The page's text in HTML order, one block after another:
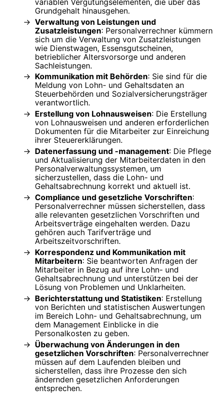
Grundgehalt hinausgehen.
Verwaltung von Leistungen und
Zusatzleistungen: Personalverrechner kümmern
sich um die Verwaltung von Zusatzleistungen
wie Dienstwagen, Essensgutscheinen,
betrieblicher Altersvorsorge und anderen
Sachleistungen.
Kommunikation mit Behörden: Sie sind für die
Meldung von Lohn- und Gehaltsdaten an
Steuerbehörden und Sozialversicherungsträger
verantwortlich.
Erstellung von Lohnausweisen: Die Erstellung
von Lohnausweisen und anderen erforderlichen
Dokumenten für die Mitarbeiter zur Einreichung
ihrer Steuererklärungen.
Datenerfassung und -management: Die Pflege
und Aktualisierung der Mitarbeiterdaten in den
Personalverwaltungssystemen, um
sicherzustellen, dass die Lohn- und
Gehaltsabrechnung korrekt und aktuell ist.
Compliance und gesetzliche Vorschriften:
Personalverrechner müssen sicherstellen, dass
alle relevanten gesetzlichen Vorschriften und
Arbeitsverträge eingehalten werden. Dazu
gehören auch Tarifverträge und
Arbeitszeitvorschriften.
Korrespondenz und Kommunikation mit
Mitarbeitern: Sie beantworten Anfragen der
Mitarbeiter in Bezug auf ihre Lohn- und
Gehaltsabrechnung und unterstützen bei der
Lösung von Problemen und Unklarheiten.
Berichterstattung und Statistiken: Erstellung
von Berichten und statistischen Auswertungen
im Bereich Lohn- und Gehaltsabrechnung, um
dem Management Einblicke in die
Personalkosten zu geben.
Überwachung von Änderungen in den
gesetzlichen Vorschriften: Personalverrechner
müssen auf dem Laufenden bleiben und
sicherstellen, dass ihre Prozesse den sich
ändernden gesetzlichen Anforderungen
entsprechen.